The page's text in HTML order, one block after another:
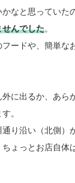
なと思っていた
せんでした。
ードや、簡単な
に出るか、あら
。
り沿い（北側）
ょっとお店自体